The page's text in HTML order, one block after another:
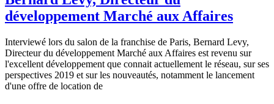
développement Marché aux Affaires
Interviewé lors du salon de la franchise de Paris, Bernard Levy,
Directeur du développement Marché aux Affaires est revenu sur
l'excellent développement que connait actuellement le réseau, sur ses
perspectives 2019 et sur les nouveautés, notamment le lancement
d'une offre de location de